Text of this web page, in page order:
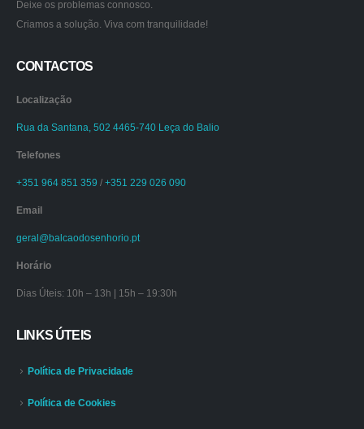
Deixe os problemas connosco.
Criamos a solução. Viva com tranquilidade!
CONTACTOS
Localização
Rua da Santana, 502 4465-740 Leça do Balio
Telefones
+351 964 851 359 / +351 229 026 090
Email
geral@balcaodosenhorio.pt
Horário
Dias Úteis: 10h – 13h | 15h – 19:30h
LINKS ÚTEIS
Política de Privacidade
Política de Cookies